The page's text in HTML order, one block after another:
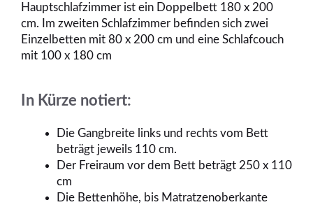
Hauptschlafzimmer ist ein Doppelbett 180 x 200
cm. Im zweiten Schlafzimmer befinden sich zwei
Einzelbetten mit 80 x 200 cm und eine Schlafcouch
mit 100 x 180 cm
In Kürze notiert:
Die Gangbreite links und rechts vom Bett
beträgt jeweils 110 cm.
Der Freiraum vor dem Bett beträgt 250 x 110
cm
Die Bettenhöhe, bis Matratzenoberkante